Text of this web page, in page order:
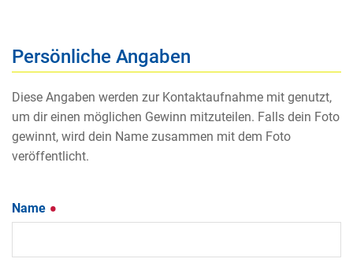
Persönliche Angaben
Diese Angaben werden zur Kontaktaufnahme mit genutzt,
um dir einen möglichen Gewinn mitzuteilen. Falls dein Foto
gewinnt, wird dein Name zusammen mit dem Foto
veröffentlicht.
Name